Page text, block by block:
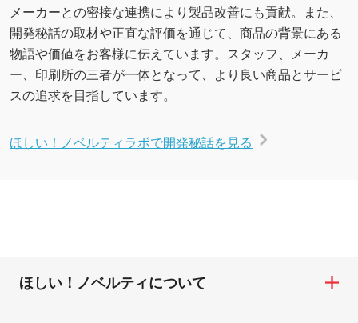
メーカーとの密接な連携により製品改善にも貢献。また、
開発秘話の取材や正直な評価を通じて、商品の背景にある
物語や価値をお客様に伝えています。スタッフ、メーカ
ー、印刷所の三者が一体となって、より良い商品とサービ
スの追求を目指しています。
ほしい！ノベルティラボで開発秘話を見る
ほしい！ノベルティについて